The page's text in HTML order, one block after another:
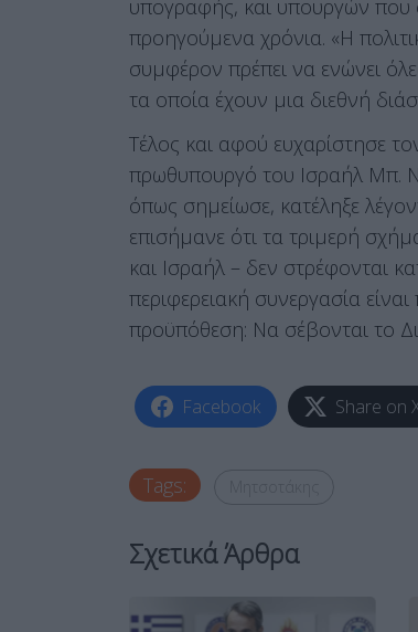
υπογραφής, και υπουργών που
προηγούμενα χρόνια. «Η
συμφέρον πρέπει να ενώνει
τα οποία έχουν μια διεθνή
Τέλος και αφού ευχαρίστησε
πρωθυπουργό του Ισραήλ Μπ.
όπως σημείωσε, κατέληξε
επισήμανε ότι τα τριμερή
και Ισραήλ – δεν στρέφονται
περιφερειακή συνεργασία
προϋπόθεση: Να σέβονται το
Facebook Share on
Tags:
Σχετικά Άρθρα